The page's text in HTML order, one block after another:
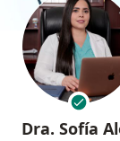
Dra. Sofía